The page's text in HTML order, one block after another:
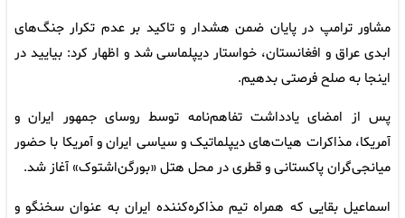
مشاور ترامپ در پایان ضمن هشدار و تاکید بر عدم تکرار جنگ‌های
ابدی عراق و افغانستان، خواستار دیپلماسی شد و اظهار کرد: بیایید در
اینجا به صلح فرصتی بدهیم.
پس از امضای یادداشت تفاهم‌نامه توسط روسای جمهور ایران و
آمریکا، مذاکرات هیات‌های دیپلماتیک و سیاسی ایران و آمریکا با حضور
میانجی‌گران پاکستانی و قطری در محل هتل «بورگن‌اشتوک» آغاز شد.
اسماعیل بقایی که همراه تیم مذاکره‌کننده ایران به عنوان سخنگو و